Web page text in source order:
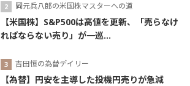
岡元兵八郎の米国株マスターへの道
【米国株】S&P500は高値を更新、「売らなけ
ればならない売り」が一巡...
吉田恒の為替デイリー
【為替】円安を主導した投機円売りが急減